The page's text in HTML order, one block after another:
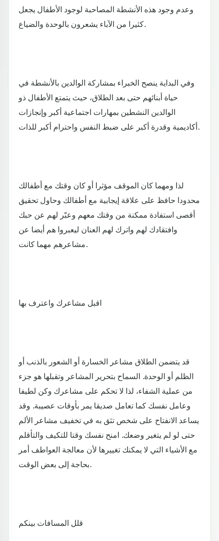
وعدم وجود هذه الأنشطة المصاحبة لوجود الأطفال يجعل
كثيرا من الآباء يشعرون بالوحدة والضياع.
وفي البداية ينصح الخبراء بمشاركة الوالدين بالأنشطة في
حياة أبنائهم حتى بعد الطلاق، حيث يتمتع الأطفال ذو
الوالدين النشطين بمهارات اجتماعية أكبر وإنجازات
أكاديمية وقدرة أكبر على ضبط النفس واحترام أكبر للذات.
لذا ومهما كان الموقف مؤثرا أو كان وقتك مع أطفالك
محدودا حافظ على علاقة إيجابية مع أطفالك وحاول تحقيق
أقصى استفادة ممكنة من وقتك معهم وعبّر لهم عن حبك
وافتقادك لهم واترك لهم العنان ليعبروا هم أيضا عن
مشاعرهم مهما كانت.
اقبل مشاعرك واعترف بها
قد يتضمن الطلاق مشاعر الخسارة أو الشعور بالذنب أو
الظلم أو الوحدة. السماح بتحرير المشاعر وتقبلها هو جزء
من عملية الشفاء، لذا لا تحكم على مشاعرك وكن لطيفا
وعامل نفسك كما تعامل صديقا يمر بأوقات عصيبة. وقد
يساعد الانفتاح على شخص تثق به في تخفيف مشاعر الألم
حتى لو لم يتغير وضعك. امنح نفسك وقتا للتكيف والتأقلم
مع الأشياء التي لا يمكنك تغييرها لأن معالجة العواطف أمر
بحاجة إلى بعض الوقت.
قلل المسافات بينكم